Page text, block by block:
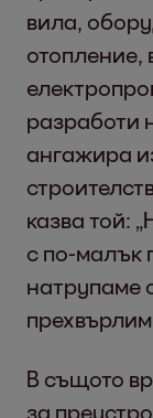
вила,
отопление,
разработи
ангажира
казва той:
с по-малък
натрупаме
В същото
за